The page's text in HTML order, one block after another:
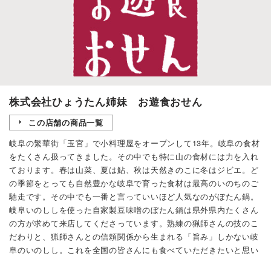
株式会社ひょうたん姉妹 お遊食おせん
この店舗の商品一覧
岐阜の繁華街「玉宮」で小料理屋をオープンして13年。岐阜の食材
をたくさん扱ってきました。その中でも特に山の食材には力を入れ
ております。春は山菜、夏は鮎、秋は天然きのこに冬はジビエ。ど
の季節をとっても自然豊かな岐阜で育った食材は最高のいのちのご
馳走です。その中でも一番と言っていいほど人気なのがぼたん鍋。
岐阜いのししを使った自家製豆味噌のぼたん鍋は県外県内たくさん
の方が求めて来店してくださっています。熟練の猟師さんの技のこ
だわりと、猟師さんとの信頼関係から生まれる「旨み」しかない岐
阜のいのしし。これを全国の皆さんにも食べていただきたいと思い